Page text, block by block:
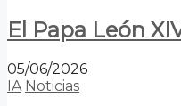
El Papa León
05/06/2026
IA Noticias